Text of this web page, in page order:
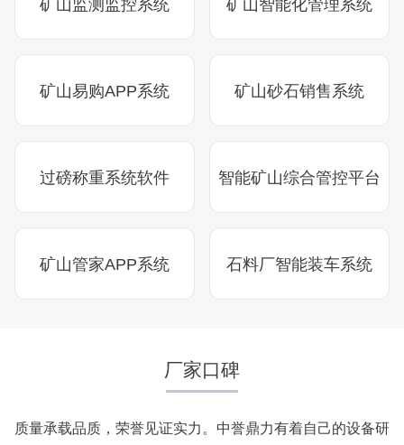
矿山监测监控系统 矿山智能化管理系统
矿山易购APP系统 矿山砂石销售系统
过磅称重系统软件 智能矿山综合管控平台
矿山管家APP系统 石料厂智能装车系统
厂家口碑
质量承载品质，荣誉见证实力。中誉鼎力有着自己的设备研
湖北省荆门市 时产500-600吨
项目业主 生产原料